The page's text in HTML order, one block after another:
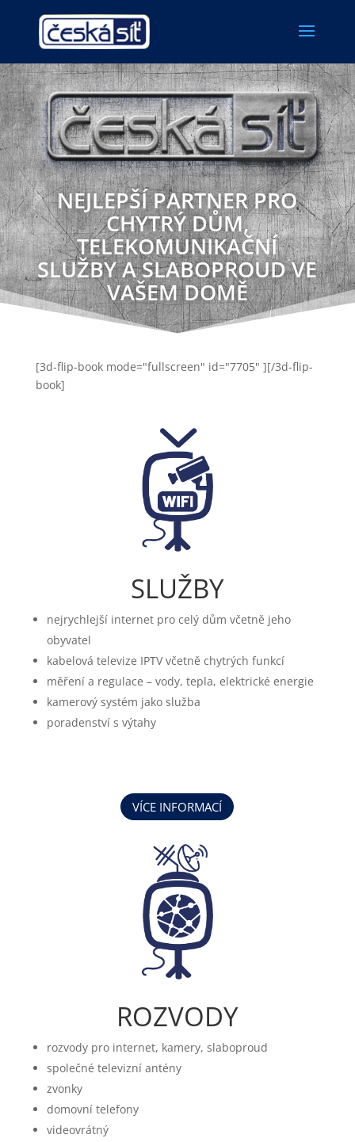
NEJLEPŠÍ PARTNER PRO
CHYTRÝ DŮM,
TELEKOMUNIKAČNÍ
SLUŽBY A SLABOPROUD VE
VAŠEM DOMĚ
[3d-flip-book mode="fullscreen" id="7705" ][/3d-flip-
book]
SLUŽBY
nejrychlejší internet pro celý dům včetně jeho
obyvatel
kabelová televize IPTV včetně chytrých funkcí
měření a regulace – vody, tepla, elektrické energie
kamerový systém jako služba
poradenství s výtahy
VÍCE INFORMACÍ
ROZVODY
rozvody pro internet, kamery, slaboproud
společné televizní antény
zvonky
domovní telefony
videovrátný